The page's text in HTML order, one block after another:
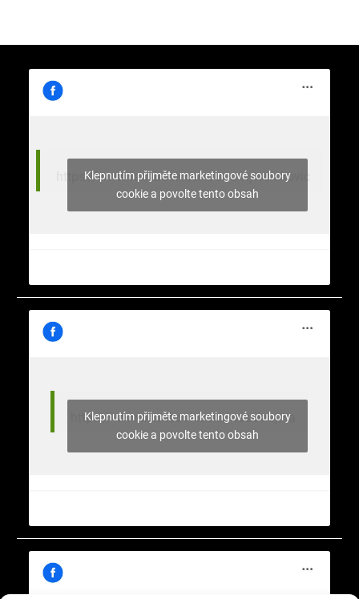
https://www.facebook.com/stromy.celakovic
Klepnutím přijměte marketingové soubory
cookie a povolte tento obsah
https://www.facebook.com/nasekrajina
Klepnutím přijměte marketingové soubory
cookie a povolte tento obsah